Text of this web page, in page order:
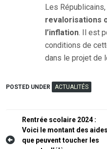
Les
revalorisations
l’inflation. Il est
conditions de
dans le projet de
POSTED UNDER ACTUALITÉS
Navigation
de
Rentrée scolaire 2024 :
Voici le montant des aides
que peuvent toucher les